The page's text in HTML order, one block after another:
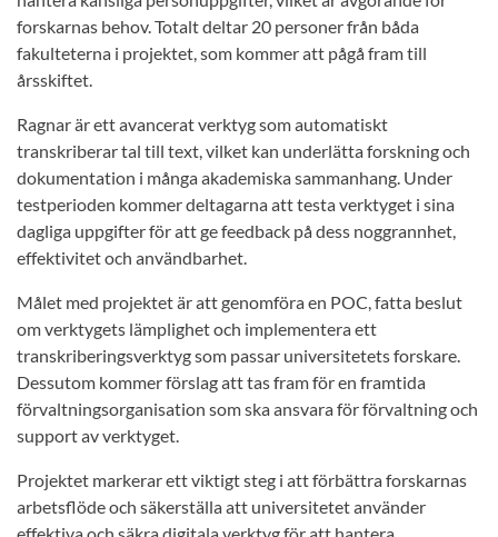
forskarnas behov. Totalt deltar 20 personer från båda
fakulteterna i projektet, som kommer att pågå fram till
årsskiftet.
Ragnar är ett avancerat verktyg som automatiskt
transkriberar tal till text, vilket kan underlätta forskning och
dokumentation i många akademiska sammanhang. Under
testperioden kommer deltagarna att testa verktyget i sina
dagliga uppgifter för att ge feedback på dess noggrannhet,
effektivitet och användbarhet.
Målet med projektet är att genomföra en POC, fatta beslut
om verktygets lämplighet och implementera ett
transkriberingsverktyg som passar universitetets forskare.
Dessutom kommer förslag att tas fram för en framtida
förvaltningsorganisation som ska ansvara för förvaltning och
support av verktyget.
Projektet markerar ett viktigt steg i att förbättra forskarnas
arbetsflöde och säkerställa att universitetet använder